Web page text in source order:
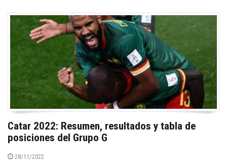
Catar 2022: Resumen, resultados y tabla de
posiciones del Grupo G
28/11/2022